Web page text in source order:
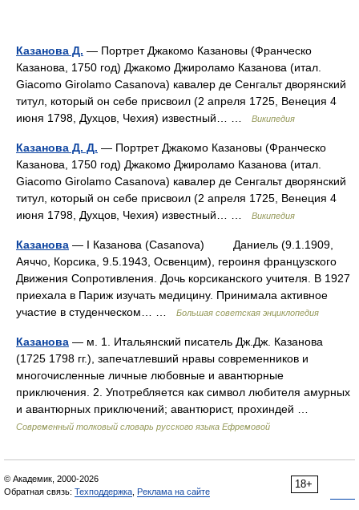
Казанова Д. — Портрет Джакомо Казановы (Франческо
Казанова, 1750 год) Джакомо Джироламо Казанова (итал.
Giacomo Girolamo Casanova) кавалер де Сенгальт дворянский
титул, который он себе присвоил (2 апреля 1725, Венеция 4
июня 1798, Духцов, Чехия) известный… …
Википедия
Казанова Д. Д. — Портрет Джакомо Казановы (Франческо
Казанова, 1750 год) Джакомо Джироламо Казанова (итал.
Giacomo Girolamo Casanova) кавалер де Сенгальт дворянский
титул, который он себе присвоил (2 апреля 1725, Венеция 4
июня 1798, Духцов, Чехия) известный… …
Википедия
Казанова — I Казанова (Casanova) Даниель (9.1.1909,
Аяччо, Корсика, 9.5.1943, Освенцим), героиня французского
Движения Сопротивления. Дочь корсиканского учителя. В 1927
приехала в Париж изучать медицину. Принимала активное
участие в студенческом… …
Большая советская энциклопедия
Казанова — м. 1. Итальянский писатель Дж.Дж. Казанова
(1725 1798 гг.), запечатлевший нравы современников и
многочисленные личные любовные и авантюрные
приключения. 2. Употребляется как символ любителя амурных
и авантюрных приключений; авантюрист, прохиндей …
Современный толковый словарь русского языка Ефремовой
18+
© Академик, 2000-2026
Обратная связь: Техподдержка Реклама на сайте